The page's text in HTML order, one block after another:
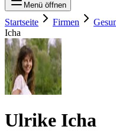
Menü öffnen
Startseite Firmen
Icha
Ulrike Icha